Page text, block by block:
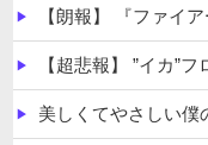
【朗報】 『ファイ
【超悲報】 ”イカ”
美しくてやさしい